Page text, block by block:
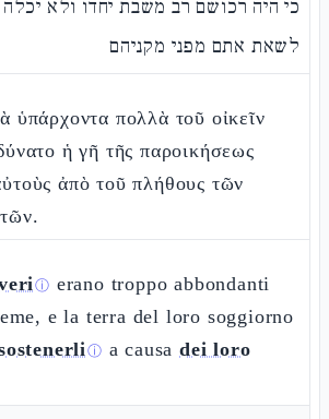
כי היה רכושם רב משבת יחדו ולא
לשאת אתם מפני מקניהם
ὑπάρχοντα πολλὰ τοῦ οἰκεῖν
ἡ γῆ τῆς παροικήσεως
ἀπὸ τοῦ πλήθους τῶν
ⓘ erano troppo abbondanti
e la terra del loro soggiorno
ⓘ a causadei loro